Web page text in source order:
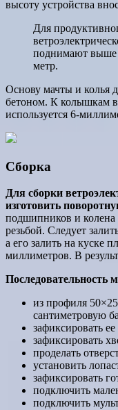
высоту устройства
Для
поднимают выше
метр.
Основу мачты и колья
бетоном. К колышкам
используется 6-
Сборка
Для сборки
изготовить
подшипников и колена
резьбой. Следует
а его залить на куске
миллиметров. В
Последовательность
из профиля
сантиметровую
зафиксировать
зафиксировать
проделать
установить
зафиксировать
подключить
подключить